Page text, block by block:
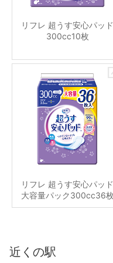
リフレ 超うす安心パッド
300cc10枚
リフレ 超うす安心パッド
大容量パック300cc36枚
近くの駅